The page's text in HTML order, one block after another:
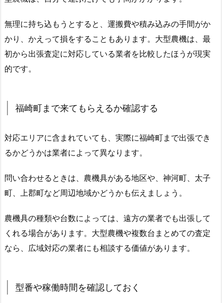
無理に持ち込もうとすると、運搬費や積み込みの手間がか
かり、かえって損をすることもあります。大型農機は、最
初から出張査定に対応している業者を比較したほうが現実
的です。
福崎町まで来てもらえるか確認する
対応エリアに含まれていても、実際に福崎町まで出張でき
るかどうかは業者によって異なります。
問い合わせるときは、農機具がある地区や、神河町、太子
町、上郡町など周辺地域かどうかも伝えましょう。
農機具の種類や台数によっては、遠方の業者でも出張して
くれる場合があります。大型農機や複数台まとめての査定
なら、広域対応の業者にも相談する価値があります。
型番や稼働時間を確認しておく